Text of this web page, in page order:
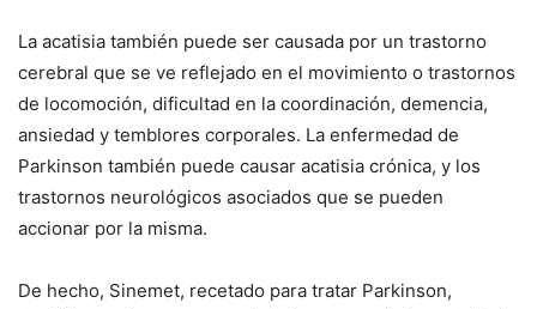
La acatisia también puede ser causada por un trastorno
cerebral que se ve reflejado en el movimiento o trastornos
de locomoción, dificultad en la coordinación, demencia,
ansiedad y temblores corporales. La enfermedad de
Parkinson también puede causar acatisia crónica, y los
trastornos neurológicos asociados que se pueden
accionar por la misma.
De hecho, Sinemet, recetado para tratar Parkinson,